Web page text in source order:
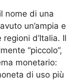
nome di una
un’ampia e
d’Italia. Il
“piccolo”,
monetario:
di uso più